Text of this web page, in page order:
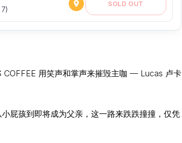
SOLD OUT
用笑声和掌声来摧毁主咖 — Lucas 卢卡
屁孩到即将成为父亲，这一路来跌跌撞撞，仅凭